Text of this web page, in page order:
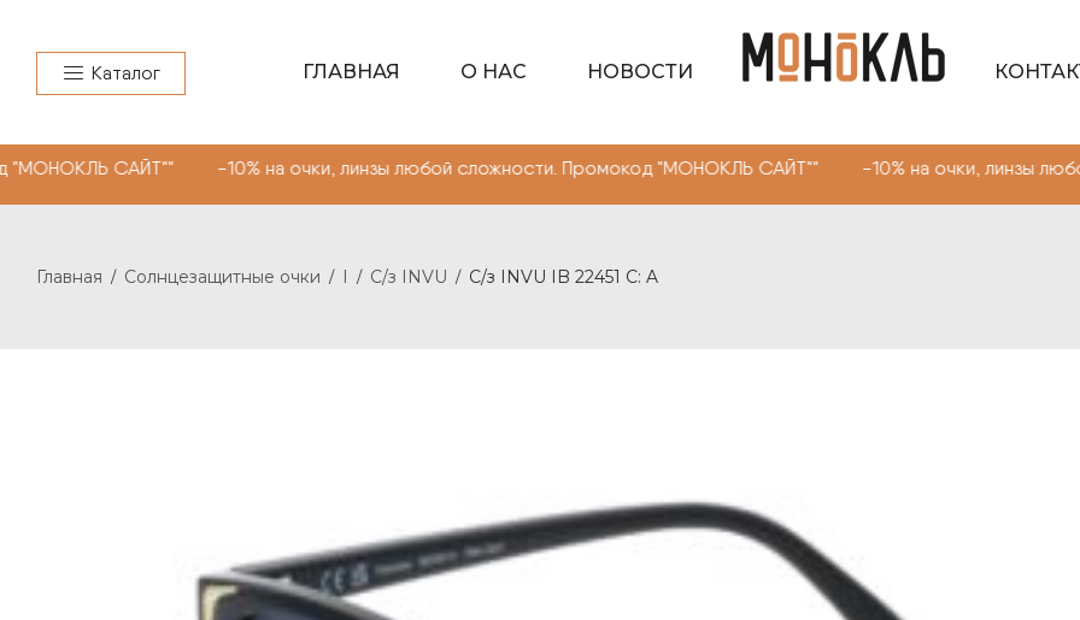
Каталог ГЛАВНАЯ О НАС НОВОСТИ
-10% на очки, линзы любой сложности. Промокод "МОНОКЛЬ САЙТ"" -10% на очки, линзы
Главная / Солнцезащитные очки / I / С/з INVU / С/з INVU IB 22451 C: A